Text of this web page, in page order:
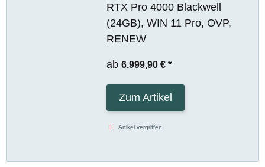
RTX Pro 4000 Blackwell
(24GB), WIN 11 Pro, OVP,
RENEW
ab 6.999,90 € *
Zum Artikel
Artikel vergriffen